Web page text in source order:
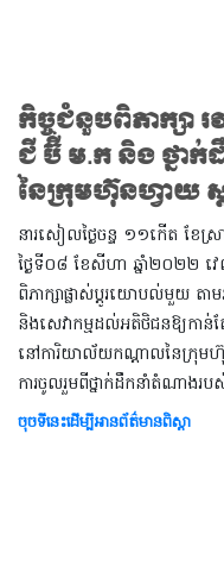
កិច្ចជំនួបពិភាក្សា រ
ជី ប៊ី ម.ក និង ថ្នាក់
នៃក្រុមហ៊ុនហ្វាយ ស្
នារសៀលថ្ងៃចន្ទ ១១កើត ខែ
ថ្ងៃទី០៨ ខែសីហា ឆ្នាំ២០២២
ពិភាក្សាផ្លាស់ប្តូរយោបល់មួយ តា
និងសេវាកម្មដល់អតិថិជនឱ្យកាន់
នៅការិយាល័យកណ្តាលនៃក្រុមហ៊ុ
ការចូលរួមពីថ្នាក់ដឹកនាំតំណាងរ
ចុចទីនេះដើម្បីអានព័ត៌មានពិស្តា